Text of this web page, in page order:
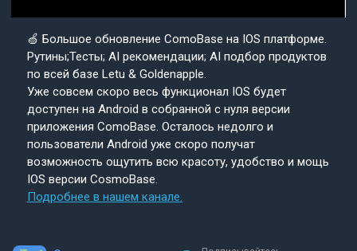
🍏 Большое обновление ComoBase на IOS платформе.
Рутины;Тесты; AI рекомендации; AI подбор продуктов
по всей базе Letu & Goldenapple.
Уже совсем скоро весь функционал IOS будет
доступен на Android в собранной с нуля версии
приложения ComoBase. Осталось недолго и
пользователи Android уже скоро получат
возможность ощутить всю красоту, удобство и мощь
IOS версии CosmoBase.
Подробнее в нашем канале.